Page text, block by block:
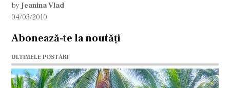
by Jeanina Vlad
04/03/2010
Abonează-te la noutăți
ULTIMELE POSTĂRI